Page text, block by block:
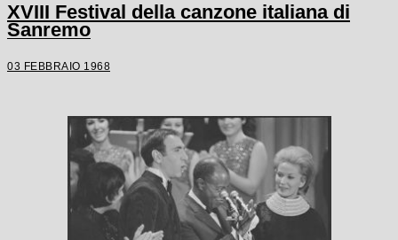
XVIII Festival della canzone italiana di
Sanremo
03 FEBBRAIO 1968